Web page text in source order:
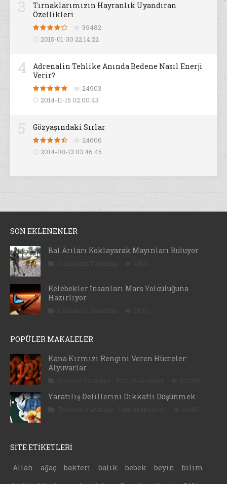
Tırnaklarımızın Hayranlık Uyandıran
Özellikleri
39482
2015-01-30 22:14:22
4
Adrenalin Tehlike Anında Bedene Nasıl Enerji
Verir?
24903
2014-11-15 02:00:43
Gözyaşındaki Sırlar
24606
2014-08-13 03:46:45
SON EKLENENLER
Bal Arıları Koklayarak Mayınları Buluyor
Kelebekler İnsanları Mars Yolculuğuna
Hazırlıyor
POPÜLER MAKALELER
Kana Kırmızı Rengini Veren Hücreler:
Alyuvarlar
Yaratılış Delillerini Dikkatli Düşünmek
SİTE ETİKETLERİ
Allah ağaç bakteri balık bebek beyin
bilim